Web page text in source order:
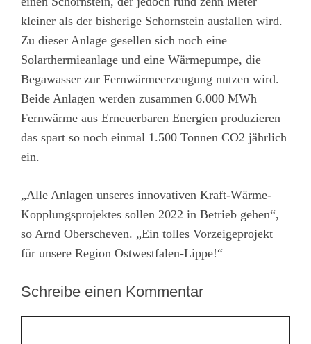
kleiner als der bisherige Schornstein ausfallen wird.
Zu dieser Anlage gesellen sich noch eine
Solarthermieanlage und eine Wärmepumpe, die
Begawasser zur Fernwärmeerzeugung nutzen wird.
Beide Anlagen werden zusammen 6.000 MWh
Fernwärme aus Erneuerbaren Energien produzieren –
das spart so noch einmal 1.500 Tonnen CO2 jährlich
ein.
„Alle Anlagen unseres innovativen Kraft-Wärme-
Kopplungsprojektes sollen 2022 in Betrieb gehen“,
so Arnd Oberscheven. „Ein tolles Vorzeigeprojekt
für unsere Region Ostwestfalen-Lippe!“
Schreibe einen Kommentar